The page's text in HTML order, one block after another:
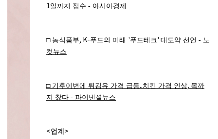
1일까지 접수 - 아시아경제
□ 농식품부, K-푸드의 미래 '푸드테크' 대도약 선언 - 노
컷뉴스
□ 기후이변에 튀김유 가격 급등..치킨 가격 인상, 목까
지 찼다 - 파이낸셜뉴스
<업계 >